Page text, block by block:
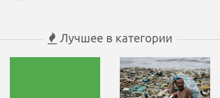
Лучшее в категории